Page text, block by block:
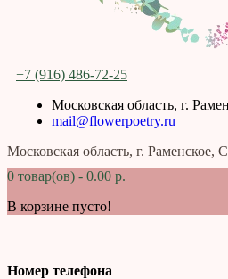
+7 (916) 486-72-25
Московская область, г.
mail@flowerpoetry.ru
Московская область, г.
0 товар(ов) - 0.00 р.
В корзине пусто!
Номер телефона